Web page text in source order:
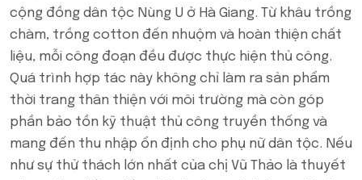
cộng đồng dân tộc Nùng U ở Hà Giang. Từ khâu trồng
chàm, trồng cotton đến nhuộm và hoàn thiện chất
liệu, mỗi công đoạn đều được thực hiện thủ công.
Quá trình hợp tác này không chỉ làm ra sản phẩm
thời trang thân thiện với môi trường mà còn góp
phần bảo tồn kỹ thuật thủ công truyền thống và
mang đến thu nhập ổn định cho phụ nữ dân tộc. Nếu
như sự thử thách lớn nhất của chị Vũ Thảo là thuyết